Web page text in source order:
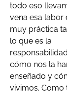
todo eso
vena esa labor
muy práctica
lo que es la
cómo nos la
enseñado y
vivimos. Como